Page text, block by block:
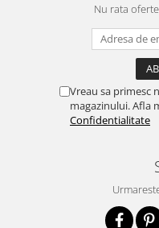
Nu rata
Vreau sa primesc
magazinului. Afla
Confidentialitate